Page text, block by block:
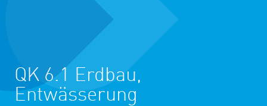
QK 6.1 Erdbau,
Entwässerung